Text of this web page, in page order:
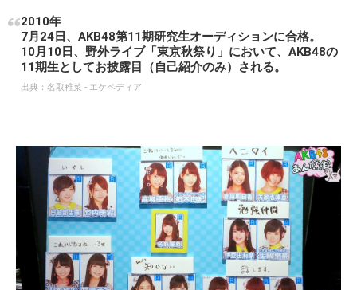
2010年
7月24日、AKB48第11期研究生オーディションに合格。
10月10日、野外ライブ「東京秋祭り」において、AKB48の
11期生としてお披露目（自己紹介のみ）される。
出典： 名取稚菜 - エケペディア